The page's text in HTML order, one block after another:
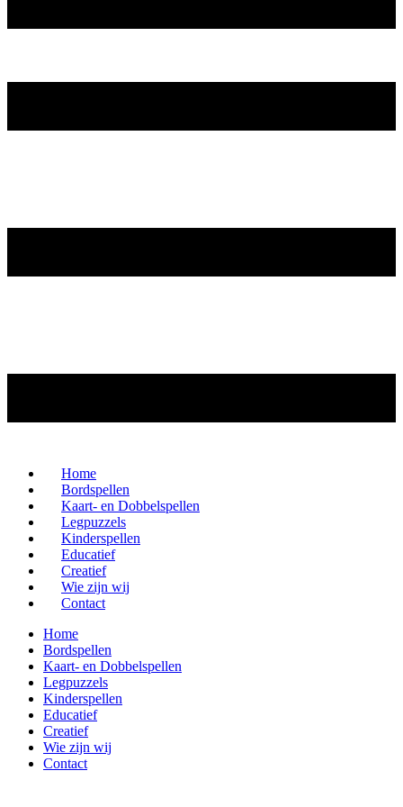
Home
Bordspellen
Kaart- en Dobbelspellen
Legpuzzels
Kinderspellen
Educatief
Creatief
Wie zijn wij
Contact
Home
Bordspellen
Kaart- en Dobbelspellen
Legpuzzels
Kinderspellen
Educatief
Creatief
Wie zijn wij
Contact